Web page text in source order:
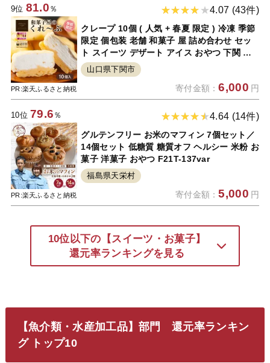
9位 81.0 ％
PR:楽天ふるさと納税
4.07 (43件)
クレープ 10個 ( 人気 + 春夏 限定 ) 冷凍 季節
限定 個包装 老舗 和菓子 屋 詰め合わせ セッ
ト スイーツ デザート アイス おやつ 下関 山
口 期間限定 贈答 お子様にも 人気 ギフト プ
レゼント 贈り物 人気 女性 大容量
山口県下関市
寄付金額：6,000 円
10位 79.6 ％
PR:楽天ふるさと納税
4.64 (14件)
グルテンフリー お米のマフィン 7個セット／
14個セット 低糖質 糖質オフ ヘルシー 米粉 お
菓子 洋菓子 おやつ F21T-137var
福島県天栄村
寄付金額：5,000 円
10位以下の【スイーツ・お菓子】
還元率ランキングを見る
【魚介類・水産加工品】部門 還元率ランキン
グ トップ10